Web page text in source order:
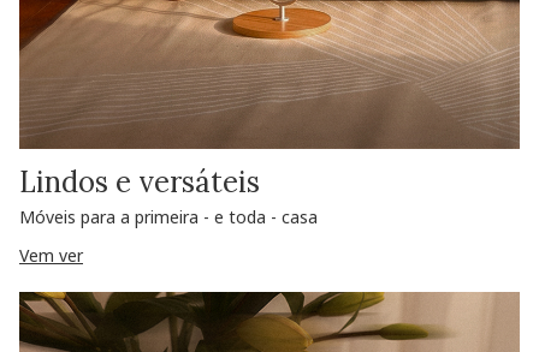
Lindos e versáteis
Móveis para a primeira - e toda - casa
Vem ver